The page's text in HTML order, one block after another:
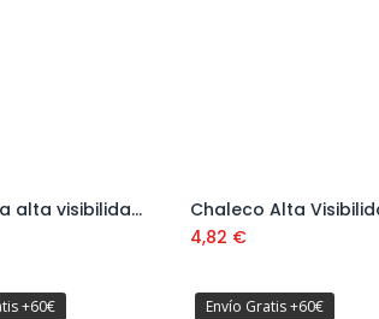
al carrito
Cazadora alta visibilidad amarillo/azul Ref. 388CFXYFA
Añadir al carrito
4,82 €
+60€ Envío Gratis +60€